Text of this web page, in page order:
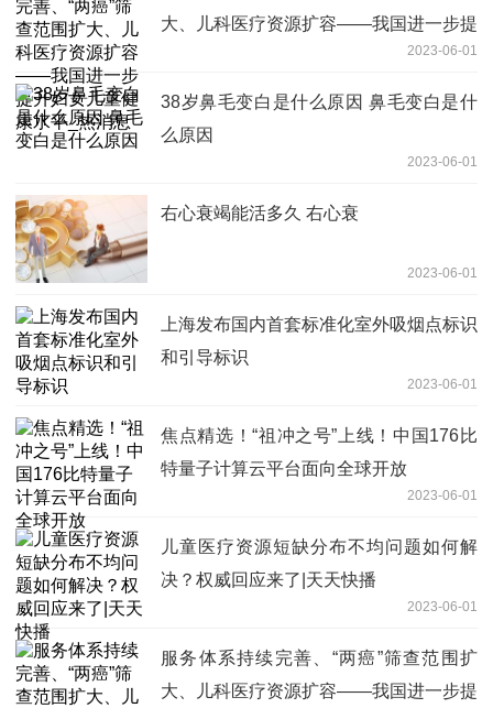
大、儿科医疗资源扩容——我国进一步提
2023-06-01
38岁鼻毛变白是什么原因 鼻毛变白是什
么原因
2023-06-01
右心衰竭能活多久 右心衰
2023-06-01
上海发布国内首套标准化室外吸烟点标识
和引导标识
2023-06-01
焦点精选！“祖冲之号”上线！中国176比
特量子计算云平台面向全球开放
2023-06-01
儿童医疗资源短缺分布不均问题如何解
决？权威回应来了|天天快播
2023-06-01
服务体系持续完善、“两癌”筛查范围扩
大、儿科医疗资源扩容——我国进一步提